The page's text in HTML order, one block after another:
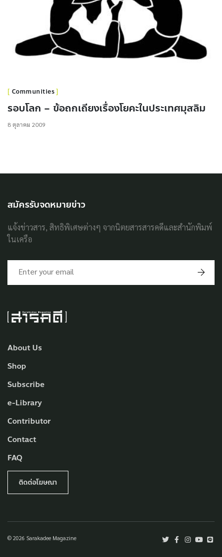
Communities
รอบโลก – ข้อถกเถียงเรื่องโยคะในประเทศมุสลิม
8 ตุลาคม 2009
About Us
Shop
Subscribe
e-Library
Contributor
Contact
FAQ
ติดต่อโฆษณา
© 2026 Sarakadee Magazine
สมัครรับจดหมายข่าว
แจ้งข่าวสาร, สิทธิพิเศษต่างๆ จากนิตยสารสารคดีและสำนักพิมพ์
ในเครือ